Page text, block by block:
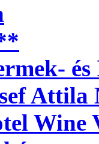
Attila
Wine